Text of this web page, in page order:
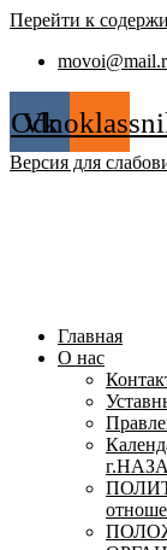
Перейти к
Vk
Версия для
Главная
О нас